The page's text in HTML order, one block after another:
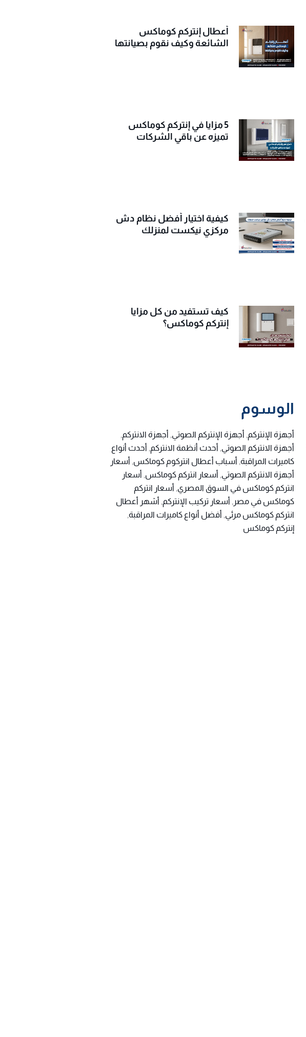
أعطال إنتركم كوماكس
الشائعة وكيف نقوم بصيانتها
5 مزايا في إنتركم كوماكس
تميزه عن باقي الشركات
كيفية اختيار أفضل نظام دش
مركزي نيكست لمنزلك
كيف تستفيد من كل مزايا
إنتركم كوماكس؟
الوسوم
أجهزة الإنتركم, أجهزة الإنتركم الصوتي, أجهزة الانتركم,
أجهزة الانتركم الصوتي, أحدث أنظمة الانتركم, أحدث أنواع
كاميرات المراقبة, أسباب أعطال انتركوم كوماكس, أسعار
أجهزة الانتركم الصوتي, أسعار انتركم كوماكس, أسعار
انتركم كوماكس في السوق المصري, أسعار انتركم
كوماكس في مصر , أسعار تركيب الإنتركم, أشهر أعطال
انتركم كوماكس مرئي, أفضل أنواع كاميرات المراقبة,
إنتركم كوماكس